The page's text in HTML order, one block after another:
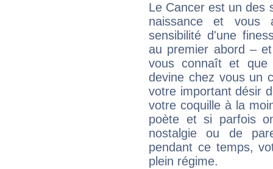
Le Cancer est un des
naissance et vous
sensibilité d'une
au premier abord –
vous connaît et
devine chez vous un
votre important désir
votre coquille à la
poète et si parfois
nostalgie ou de
pendant ce temps,
plein régime.